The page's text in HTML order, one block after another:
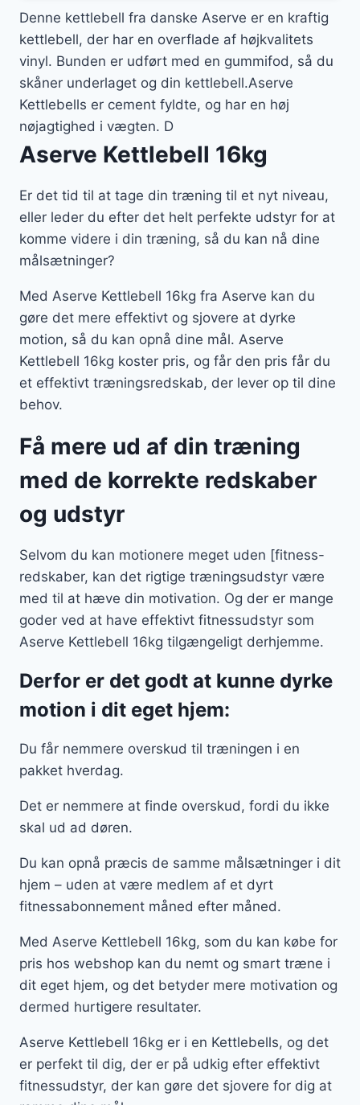
Denne kettlebell fra danske Aserve er en kraftig
kettlebell, der har en overflade af højkvalitets
vinyl. Bunden er udført med en gummifod, så du
skåner underlaget og din kettlebell.Aserve
Kettlebells er cement fyldte, og har en høj
nøjagtighed i vægten. D
Aserve Kettlebell 16kg
Er det tid til at tage din træning til et nyt niveau,
eller leder du efter det helt perfekte udstyr for at
komme videre i din træning, så du kan nå dine
målsætninger?
Med Aserve Kettlebell 16kg fra Aserve kan du
gøre det mere effektivt og sjovere at dyrke
motion, så du kan opnå dine mål. Aserve
Kettlebell 16kg koster pris, og får den pris får du
et effektivt træningsredskab, der lever op til dine
behov.
Få mere ud af din træning
med de korrekte redskaber
og udstyr
Selvom du kan motionere meget uden [fitness-
redskaber, kan det rigtige træningsudstyr være
med til at hæve din motivation. Og der er mange
goder ved at have effektivt fitnessudstyr som
Aserve Kettlebell 16kg tilgængeligt derhjemme.
Derfor er det godt at kunne dyrke
motion i dit eget hjem:
Du får nemmere overskud til træningen i en
pakket hverdag.
Det er nemmere at finde overskud, fordi du ikke
skal ud ad døren.
Du kan opnå præcis de samme målsætninger i dit
hjem – uden at være medlem af et dyrt
fitnessabonnement måned efter måned.
Med Aserve Kettlebell 16kg, som du kan købe for
pris hos webshop kan du nemt og smart træne i
dit eget hjem, og det betyder mere motivation og
dermed hurtigere resultater.
Aserve Kettlebell 16kg er i en Kettlebells, og det
er perfekt til dig, der er på udkig efter effektivt
fitnessudstyr, der kan gøre det sjovere for dig at